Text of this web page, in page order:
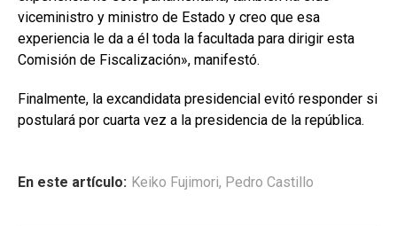
viceministro y ministro de Estado y creo que esa
experiencia le da a él toda la facultada para dirigir esta
Comisión de Fiscalización», manifestó.
Finalmente, la excandidata presidencial evitó responder si
postulará por cuarta vez a la presidencia de la república.
En este artículo: Keiko Fujimori, Pedro Castillo